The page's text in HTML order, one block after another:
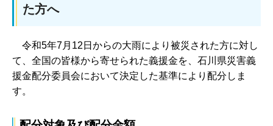
た方へ
令和5年7月12日からの大雨により被災された方に対し
て、全国の皆様から寄せられた義援金を、石川県災害義
援金配分委員会において決定した基準により配分しま
す。